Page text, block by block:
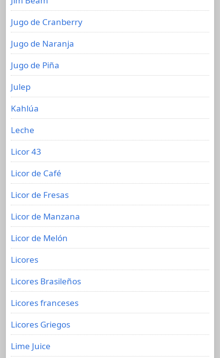
Jugo de Cranberry
Jugo de Naranja
Jugo de Piña
Julep
Kahlúa
Leche
Licor 43
Licor de Café
Licor de Fresas
Licor de Manzana
Licor de Melón
Licores
Licores Brasileños
Licores franceses
Licores Griegos
Lime Juice